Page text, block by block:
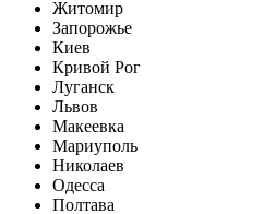
Житомир
Запорожье
Киев
Кривой Рог
Луганск
Львов
Макеевка
Мариуполь
Николаев
Одесса
Полтава